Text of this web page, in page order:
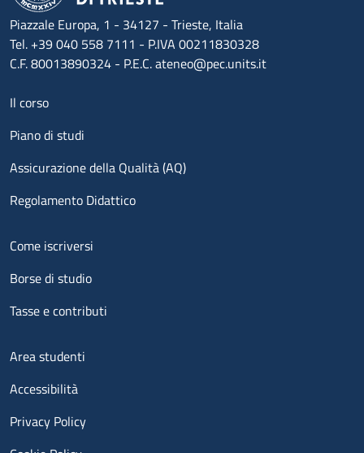
Piazzale Europa, 1 - 34127 - Trieste, Italia
Tel. +39 040 558 7111 - P.IVA 00211830328
C.F. 80013890324 - P.E.C. ateneo@pec.units.it
Menu footer 1
Il corso
Piano di studi
Assicurazione della Qualità (AQ)
Regolamento Didattico
Menu footer 2
Come iscriversi
Borse di studio
Tasse e contributi
Menu footer 3
Area studenti
Accessibilità
Privacy Policy